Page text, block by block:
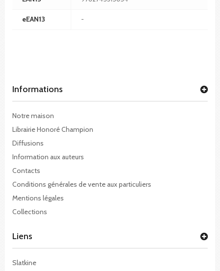
eEAN13 -
Informations
Notre maison
Librairie Honoré Champion
Diffusions
Information aux auteurs
Contacts
Conditions générales de vente aux particuliers
Mentions légales
Collections
Liens
Slatkine